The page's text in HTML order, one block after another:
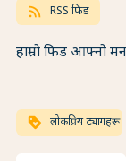
rss_feed RSS फिड
हाम्रो फिड आफ्नो
loyalty लोकप्रिय ट्यागहरू